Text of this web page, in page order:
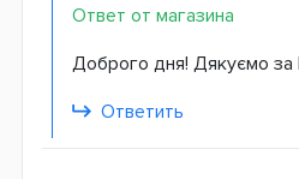
Ответ от магазина
Доброго дня! Дякуємо за
Ответить